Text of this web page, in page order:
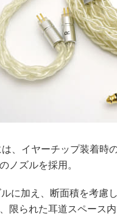
、イヤーチップ装着時
ノズルを採用。
に加え、断面積を考慮
限られた耳道スペース